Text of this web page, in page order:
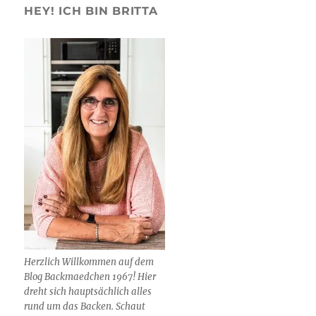
HEY! ICH BIN BRITTA
Herzlich Willkommen auf dem
Blog Backmaedchen 1967! Hier
dreht sich hauptsächlich alles
rund um das Backen. Schaut